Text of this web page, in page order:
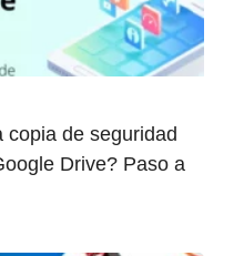
copia de seguridad
Drive? Paso a